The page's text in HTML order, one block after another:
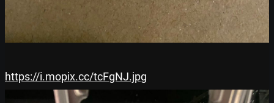
https://i.mopix.cc/tcFgNJ.jpg